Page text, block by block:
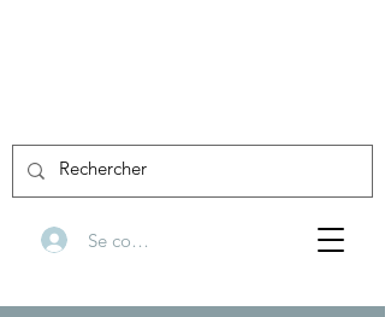
Se connecter